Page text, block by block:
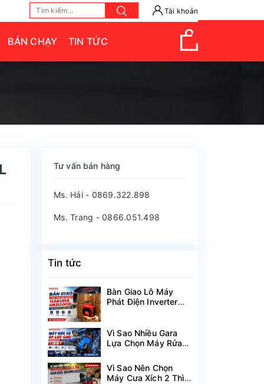
Tài khoản
BÁN CHẠY TIN TỨC
Tư vấn bán hàng
Ms. Hải - 0869.322.898
Ms. Trang - 0866.051.498
Tin tức
Bàn Giao Lô Máy
Phát Điện Inverter
Nắng Nóng
Vì Sao Nhiều Gara
Lựa Chọn Máy Rửa
MRXCAHKD7500?
Vì Sao Nên Chọn
Máy Cưa Xích 2 Thì